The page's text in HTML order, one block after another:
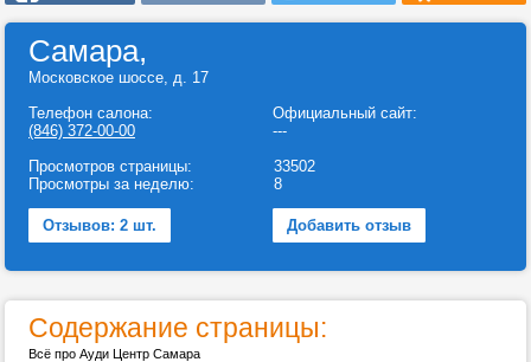
Самара,
Московское шоссе, д. 17
Телефон салона:
(846) 372-00-00
Официальный сайт:
---
Просмотров страницы:
Просмотры за неделю:
33502
8
Отзывов: 2 шт. Добавить отзыв
Содержание страницы:
Всё про Ауди Центр Самара